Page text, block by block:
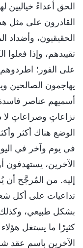
الحق أعداءً
القادرون على مثل
الحقيقيون، وأضداد
تقييدهم، وإذا
على الفور؛
يهاجمون الصالحين
أسميهم عناصر
نزاعاتٍ وصراعاتٍ لا
الوضع هناك أكثر
في يوم وآخر في
الآخرين، يستهدفون
إليه. من المُرجَّح أن
تداعيات على أكل
بشكل طبيعي،
كثيرًا ما يستغل
الآخرين باسم عقد